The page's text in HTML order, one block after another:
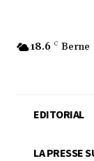
18.6 C Berne
EDITORIAL
LA PRESSE